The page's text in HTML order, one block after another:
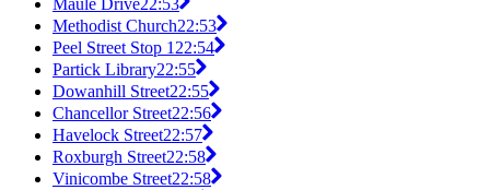
Maule Drive22:53
Methodist Church22:53
Peel Street Stop 1 22:54
Partick Library22:55
Dowanhill Street22:55
Chancellor Street22:56
Havelock Street22:57
Roxburgh Street22:58
Vinicombe Street22:58